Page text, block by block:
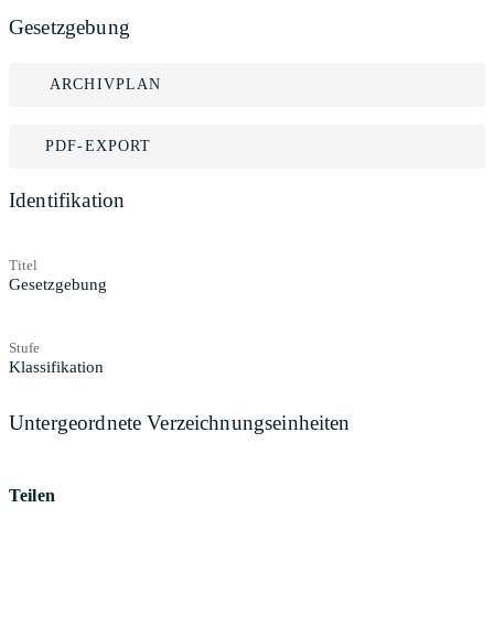
Gesetzgebung
ARCHIVPLAN
PDF-EXPORT
Identifikation
Titel
Gesetzgebung
Stufe
Klassifikation
Untergeordnete Verzeichnungseinheiten
Teilen